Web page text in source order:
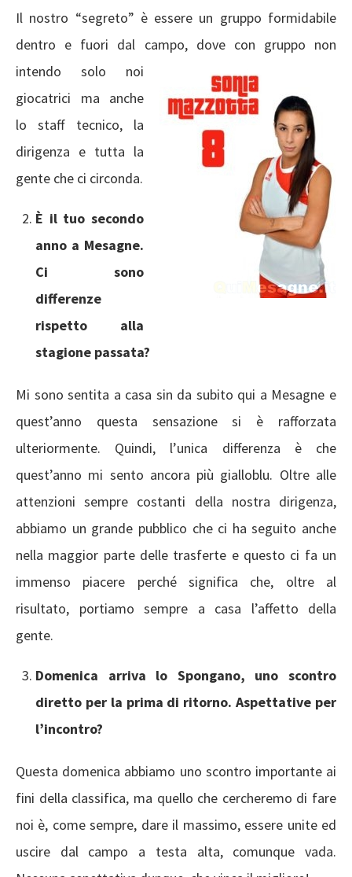
Il nostro “segreto” è essere un gruppo formidabile
dentro e fuori dal campo, dove con gruppo non
intendo solo noi
giocatrici ma anche
lo staff tecnico, la
dirigenza e tutta la
gente che ci circonda.
È il tuo secondo
anno a Mesagne.
Ci sono
differenze
rispetto alla
stagione passata?
Mi sono sentita a casa sin da subito qui a Mesagne e
quest’anno questa sensazione si è rafforzata
ulteriormente. Quindi, l’unica differenza è che
quest’anno mi sento ancora più gialloblu. Oltre alle
attenzioni sempre costanti della nostra dirigenza,
abbiamo un grande pubblico che ci ha seguito anche
nella maggior parte delle trasferte e questo ci fa un
immenso piacere perché significa che, oltre al
risultato, portiamo sempre a casa l’affetto della
gente.
Domenica arriva lo Spongano, uno scontro
diretto per la prima di ritorno. Aspettative per
l’incontro?
Questa domenica abbiamo uno scontro importante ai
fini della classifica, ma quello che cercheremo di fare
noi è, come sempre, dare il massimo, essere unite ed
uscire dal campo a testa alta, comunque vada.